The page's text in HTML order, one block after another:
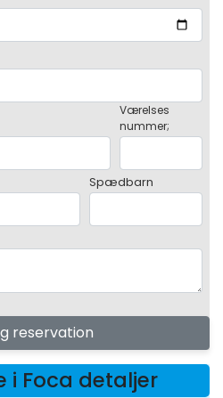
Værelses
nummer;
Spædbarn
reservation
i Foca detaljer